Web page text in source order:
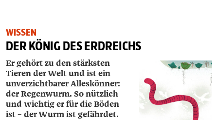
WISSEN
DER KÖNIG DES ERDREICHS
Er gehört zu den stärksten
Tieren der Welt und ist ein
unverzichtbarer Alleskönner:
der Regenwurm. So nützlich
und wichtig er für die Böden
ist – der Wurm ist gefährdet.